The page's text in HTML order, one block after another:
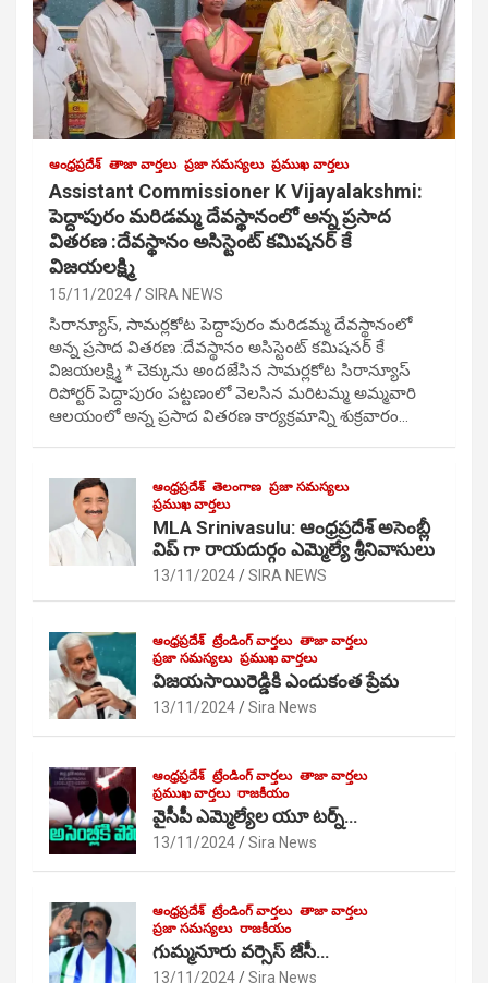
ఆంధ్రప్రదేశ్ తాజా వార్తలు ప్రజా సమస్యలు ప్రముఖ వార్తలు
Assistant Commissioner K Vijayalakshmi:
పెద్దాపురం మరిడమ్మ దేవస్థానంలో అన్న ప్రసాద
వితరణ :దేవస్థానం అసిస్టెంట్ కమిషనర్ కే
విజయలక్ష్మి
15/11/2024 SIRA NEWS
సిరాన్యూస్, సామర్లకోట పెద్దాపురం మరిడమ్మ దేవస్థానంలో
అన్న ప్రసాద వితరణ :దేవస్థానం అసిస్టెంట్ కమిషనర్ కే
విజయలక్ష్మి * చెక్కును అందజేసిన సామర్లకోట సిరాన్యూస్
రిపోర్టర్ పెద్దాపురం పట్టణంలో వెలసిన మరిటమ్మ అమ్మవారి
ఆలయంలో అన్న ప్రసాద వితరణ కార్యక్రమాన్ని శుక్రవారం…
ఆంధ్రప్రదేశ్ తెలంగాణ ప్రజా సమస్యలు
ప్రముఖ వార్తలు
MLA Srinivasulu: ఆంధ్రప్రదేశ్ అసెంబ్లీ
విప్ గా రాయదుర్గం ఎమ్మెల్యే శ్రీనివాసులు
13/11/2024 SIRA NEWS
ఆంధ్రప్రదేశ్ ట్రేండింగ్ వార్తలు తాజా వార్తలు
ప్రజా సమస్యలు ప్రముఖ వార్తలు
విజయసాయిరెడ్డికి ఎందుకంత ప్రేమ
13/11/2024 Sira News
ఆంధ్రప్రదేశ్ ట్రేండింగ్ వార్తలు తాజా వార్తలు
ప్రముఖ వార్తలు రాజకీయం
వైసీపీ ఎమ్మెల్యేల యూ టర్న్…
13/11/2024 Sira News
ఆంధ్రప్రదేశ్ ట్రేండింగ్ వార్తలు తాజా వార్తలు
ప్రజా సమస్యలు రాజకీయం
గుమ్మనూరు వర్సెస్ జేసీ…
13/11/2024 Sira News